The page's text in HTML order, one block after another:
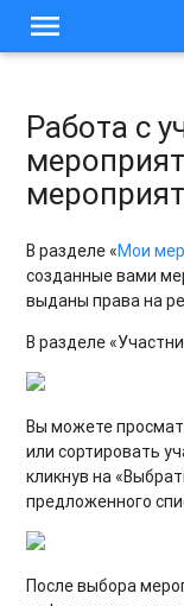
menu
Работа с
В разделе «Мои
созданные вами
выданы права на
В разделе
Вы можете
или сортировать
кликнув на
предложенного
После выбора